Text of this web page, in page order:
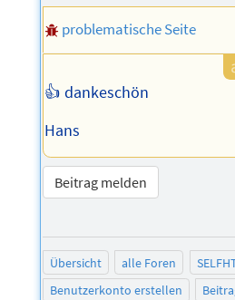
problematische Seite
👍 dankeschön
Hans
Beitrag melden
Übersicht alle Foren
Benutzerkonto erstellen